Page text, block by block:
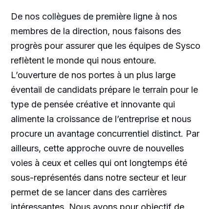
De nos collègues de première ligne à nos
membres de la direction, nous faisons des
progrès pour assurer que les équipes de Sysco
reflètent le monde qui nous entoure.
L’ouverture de nos portes à un plus large
éventail de candidats prépare le terrain pour le
type de pensée créative et innovante qui
alimente la croissance de l’entreprise et nous
procure un avantage concurrentiel distinct. Par
ailleurs, cette approche ouvre de nouvelles
voies à ceux et celles qui ont longtemps été
sous-représentés dans notre secteur et leur
permet de se lancer dans des carrières
intéressantes. Nous avons pour objectif de